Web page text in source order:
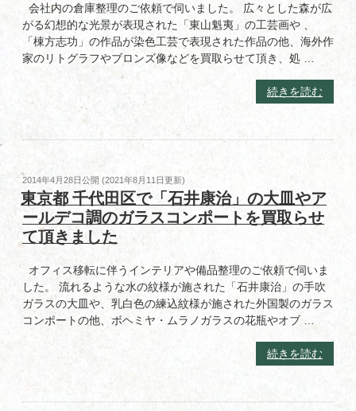
ら
せ
て
頂
ま
の
レ
ッ
ク」
や
「バ
ラ
品
を
り
頂
き
ま
た”
の
会社内の倉庫整理のご依頼で伺いました。 広々とした森が広
がる幻想的な光景が表現された「東山魁夷」の工芸画や 、
「棟方志功」の作品が染色工芸で表現された作品の他、海外作
家のリトグラフやブロンズ像などを買取らせて頂き、処 …
“東
渋
で
「東
山
や
「棟
方
志
功」
の
続きを読む
投
稿
日:
2014年4月28日公開 (2021年8月11日更新)
東京都 千代田区で「石井康治」の大皿やア
ールデコ調のガラスコンポートを買取らせ
て頂きました
オフィス移転に伴うインテリアや備品整理のご依頼で伺いま
した。 流れるような水の紋様が施された「石井康治」の手吹
ガラスの大皿や、乳白色の練込紋様が施された外国製のガラス
コンポートの他、ボヘミヤ・ムラノガラスの花瓶やオブ …
“東
京
千
続きを読む